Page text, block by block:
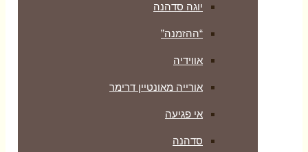
יוגה סדהנה
“ההזמנה”
אווידיה
אורייה מאונטיין דרימר
אי פגיעה
סדהנה